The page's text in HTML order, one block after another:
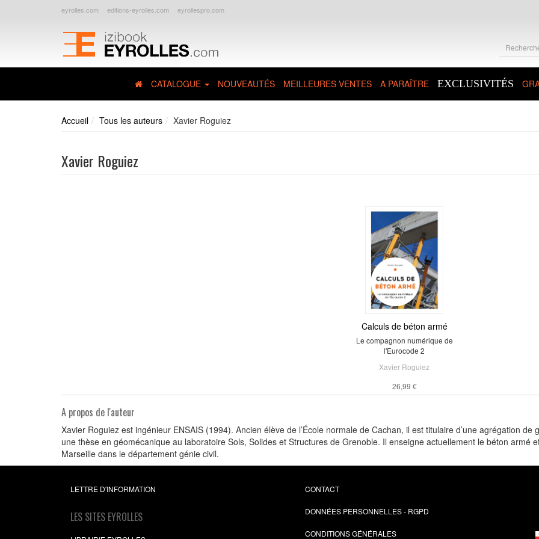
eyrolles.com editions-eyrolles.com eyrollespro.com
CATALOGUE NOUVEAUTÉS MEILLEURES VENTES A PARAÎTRE EXCLUSIVITÉS
Accueil Tous les auteurs Xavier Roguiez
Xavier Roguiez
Calculs de béton armé
Le compagnon numérique de
l'Eurocode 2
Xavier Roguiez
26,99 €
A propos de l'auteur
Xavier Roguiez est ingénieur ENSAIS (1994). Ancien élève de l’École normale de Cachan, il est titulaire d’une agrégation
une thèse en géomécanique au laboratoire Sols, Solides et Structures de Grenoble. Il enseigne actuellement le béton armé
Marseille dans le département génie civil.
LETTRE D'INFORMATION
LES SITES EYROLLES
CONTACT
DONNÉES PERSONNELLES - RGPD
CONDITIONS GÉNÉRALES